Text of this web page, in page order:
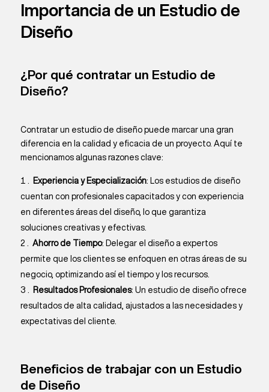
Importancia de un Estudio de
Diseño
¿Por qué contratar un Estudio de
Diseño?
Contratar un estudio de diseño puede marcar una gran
diferencia en la calidad y eficacia de un proyecto. Aquí te
mencionamos algunas razones clave:
Experiencia y Especialización: Los estudios de diseño
cuentan con profesionales capacitados y con experiencia
en diferentes áreas del diseño, lo que garantiza
soluciones creativas y efectivas.
Ahorro de Tiempo: Delegar el diseño a expertos
permite que los clientes se enfoquen en otras áreas de su
negocio, optimizando así el tiempo y los recursos.
Resultados Profesionales: Un estudio de diseño ofrece
resultados de alta calidad, ajustados a las necesidades y
expectativas del cliente.
Beneficios de trabajar con un Estudio
de Diseño